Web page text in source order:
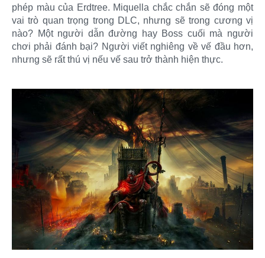
phép màu của Erdtree. Miquella chắc chắn sẽ đóng một
vai trò quan trọng trong DLC, nhưng sẽ trong cương vị
nào? Một người dẫn đường hay Boss cuối mà người
chơi phải đánh bại? Người viết nghiêng về vế đầu hơn,
nhưng sẽ rất thú vị nếu vế sau trở thành hiện thực.